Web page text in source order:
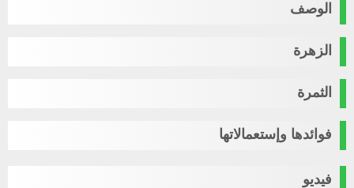
الوصف
الزهرة
الثمرة
فوائدها وإستعمالاتها
فيديو